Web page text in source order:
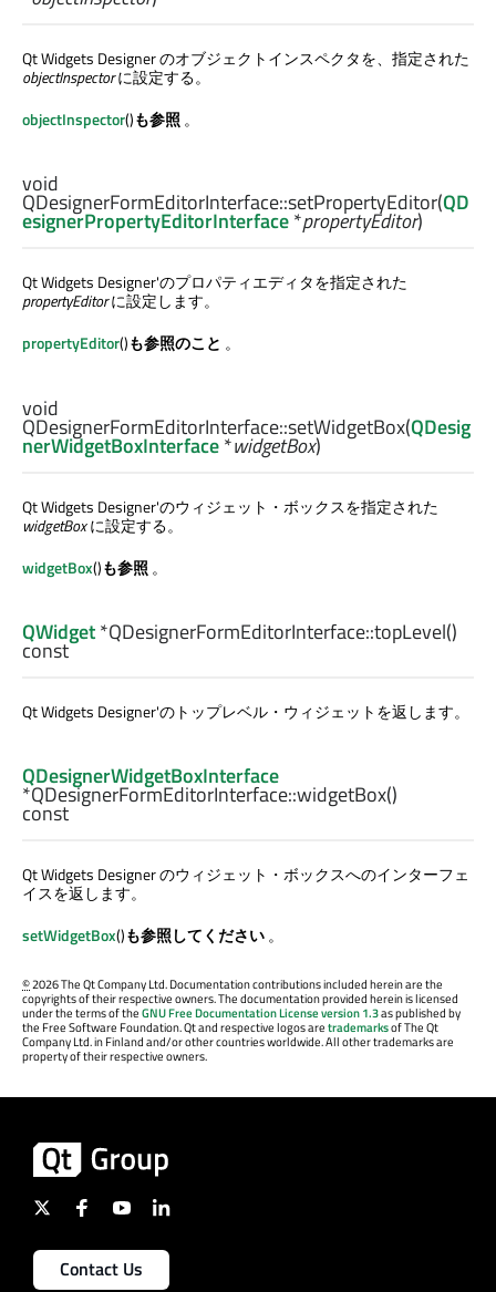
Qt Widgets Designerのオブジェクトインスペクタを、指定された
objectInspectorに設定する。
objectInspector()も参照 。
void
QDesignerFormEditorInterface::setPropertyEditor(QD
esignerPropertyEditorInterface*propertyEditor)
Qt Widgets Designer'のプロパティエディタを指定された
propertyEditorに設定します。
propertyEditor()も参照のこと 。
void
QDesignerFormEditorInterface::setWidgetBox(QDesig
nerWidgetBoxInterface*widgetBox)
Qt Widgets Designer'のウィジェット・ボックスを指定された
widgetBoxに設定する。
widgetBox()も参照 。
QWidget*QDesignerFormEditorInterface::topLevel()
const
Qt Widgets Designer'のトップレベル・ウィジェットを返します。
QDesignerWidgetBoxInterface
*QDesignerFormEditorInterface::widgetBox()
const
Qt Widgets Designerのウィジェット・ボックスへのインターフェ
イスを返します。
setWidgetBox()も参照してください。
©2026 The Qt Company Ltd. Documentation contributions included herein are the
copyrights of their respective owners. The documentation provided herein is licensed
under the terms of theGNU Free Documentation License version 1.3as published by
the Free Software Foundation. Qt and respective logos aretrademarksof The Qt
Company Ltd. in Finland and/or other countries worldwide. All other trademarks are
property of their respective owners.
Contact Us